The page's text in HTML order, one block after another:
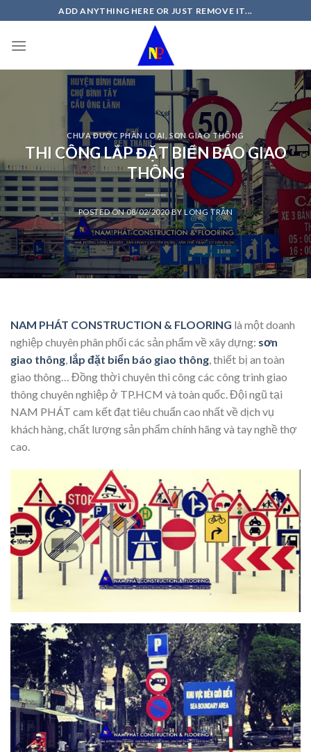
to
content
ADD ANYTHING HERE OR JUST REMOVE IT...
CHƯA ĐƯỢC PHÂN LOẠI SƠN GIAO THÔNG
THI CÔNG LẮP ĐẶT BIỂN BÁO GIAO
THÔNG
POSTED ON08/02/2020BY LONG TRẦN
NAM PHÁT CONSTRUCTION & FLOORING là một doanh
nghiệp chuyên phân phối các sản phẩm về xây dựng: sơn
giao thông, lắp đặt biển báo giao thông, thiết bị an toàn
giao thông… Đồng thời chuyên thi công các công trình giao
thông chuyên nghiệp ở TP.HCM và toàn quốc. Đội ngũ tại
NAM PHÁT cam kết đạt tiêu chuẩn cao nhất về dịch vụ
khách hàng, chất lượng sản phẩm chính hãng và tay nghề thợ
cao.